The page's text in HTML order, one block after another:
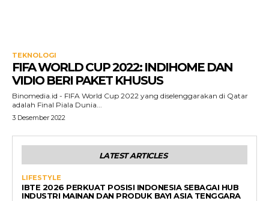
TEKNOLOGI
FIFA WORLD CUP 2022: INDIHOME DAN
VIDIO BERI PAKET KHUSUS
Binomedia.id - FIFA World Cup 2022 yang diselenggarakan di Qatar
adalah Final Piala Dunia...
3 Desember 2022
LATEST ARTICLES
LIFESTYLE
IBTE 2026 PERKUAT POSISI INDONESIA SEBAGAI HUB
INDUSTRI MAINAN DAN PRODUK BAYI ASIA TENGGARA